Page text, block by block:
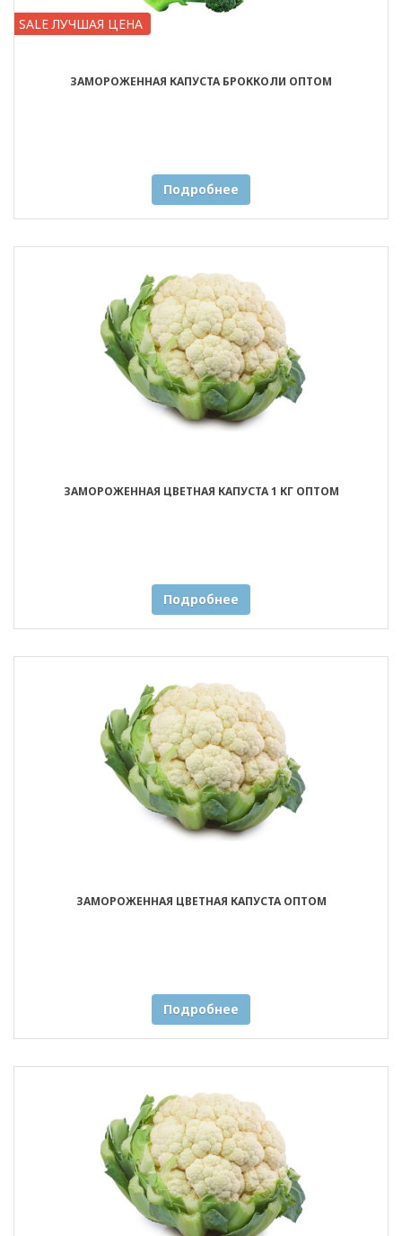
SALE ЛУЧШАЯ ЦЕНА
ЗАМОРОЖЕННАЯ КАПУСТА БРОККОЛИ ОПТОМ
Подробнее
ЗАМОРОЖЕННАЯ ЦВЕТНАЯ КАПУСТА 1 КГ ОПТОМ
Подробнее
ЗАМОРОЖЕННАЯ ЦВЕТНАЯ КАПУСТА ОПТОМ
Подробнее